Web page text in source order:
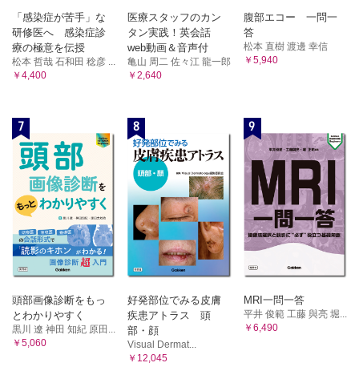
「感染症が苦手」な
研修医へ 感染症診
療の極意を伝授
松本 哲哉 石和田 稔彦 ...
￥4,400
医療スタッフのカン
タン実践！英会話
web動画＆音声付
亀山 周二 佐々江 龍一郎
￥2,640
腹部エコー 一問一
答
松本 直樹 渡邊 幸信
￥5,940
7
頭部画像診断をもっ
とわかりやすく
黒川 遼 神田 知紀 原田...
￥5,060
8
好発部位でみる皮膚
疾患アトラス 頭
部・顔
Visual Dermat...
￥12,045
9
MRI一問一答
平井 俊範 工藤 與亮 堀...
￥6,490